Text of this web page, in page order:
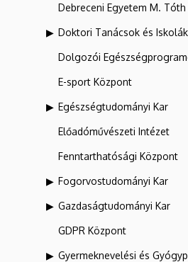
Debreceni Egyetem M.
Doktori Tanácsok és Iskolák
Dolgozói
E-sport Központ
Egészségtudományi Kar
Előadóművészeti Intézet
Fenntarthatósági Központ
Fogorvostudományi Kar
Gazdaságtudományi Kar
GDPR Központ
Gyermeknevelési és